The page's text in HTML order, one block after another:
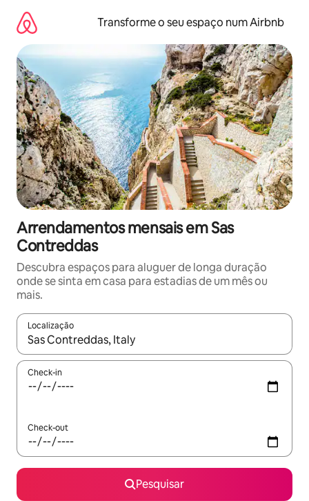
para
conteúdo
Transforme o seu espaço num Airbnb
Arrendamentos mensais em Sas
Contreddas
Descubra espaços para aluguer de longa duração
onde se sinta em casa para estadias de um mês ou
mais.
Localização
Quando os resultados estiverem disponíveis, navegue com
Check-in
Check-out
Pesquisar